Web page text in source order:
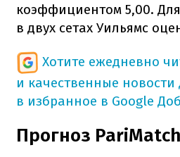
коэффициентом 5,00.
в двух сетах Уильямс
Хотите ежедневно
и качественные новости
в избранное в Google
Прогноз PariMatch